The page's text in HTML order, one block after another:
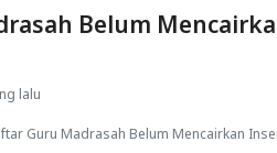
Belum
lalu
Guru Madrasah Belum Mencairkan